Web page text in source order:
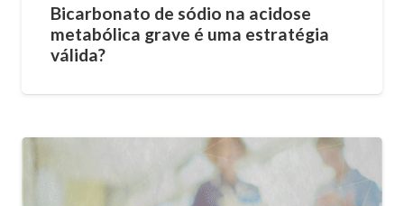
Bicarbonato de sódio na acidose
metabólica grave é uma estratégia
válida?